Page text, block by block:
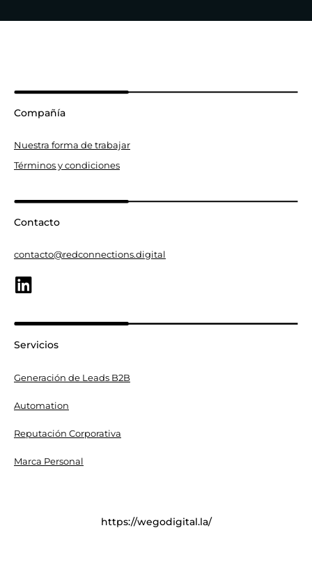
https://wegodigital.la/
Compañía
Nuestra forma de trabajar
Términos y condiciones
Servicios
Generación de Leads B2B
Automation
Reputación Corporativa
Marca Personal
Contacto
contacto@redconnections.digital